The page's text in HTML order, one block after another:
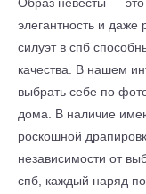
элегантность и
силуэт в спб
качества. В нашем
выбрать себе по
дома. В наличие
роскошной
независимости от
спб, каждый наряд